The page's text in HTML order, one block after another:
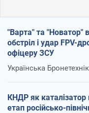
"Варта" та "Новатор"
обстріл і удар FPV-
офіцеру ЗСУ
Українська
КНДР як каталізатор
етап російсько-